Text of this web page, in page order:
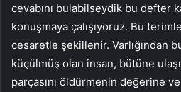
cevabını bulabilseydik bu defter
konuşmaya çalışıyoruz. Bu
cesaretle şekillenir. Varlığından
küçülmüş olan insan, bütüne
parçasını öldürmenin değerine